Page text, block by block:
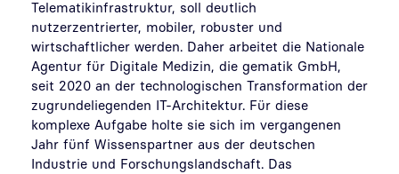
Telematikinfrastruktur, soll deutlich
nutzerzentrierter, mobiler, robuster und
wirtschaftlicher werden. Daher arbeitet die Nationale
Agentur für Digitale Medizin, die gematik GmbH,
seit 2020 an der technologischen Transformation der
zugrundeliegenden IT-Architektur. Für diese
komplexe Aufgabe holte sie sich im vergangenen
Jahr fünf Wissenspartner aus der deutschen
Industrie und Forschungslandschaft. Das